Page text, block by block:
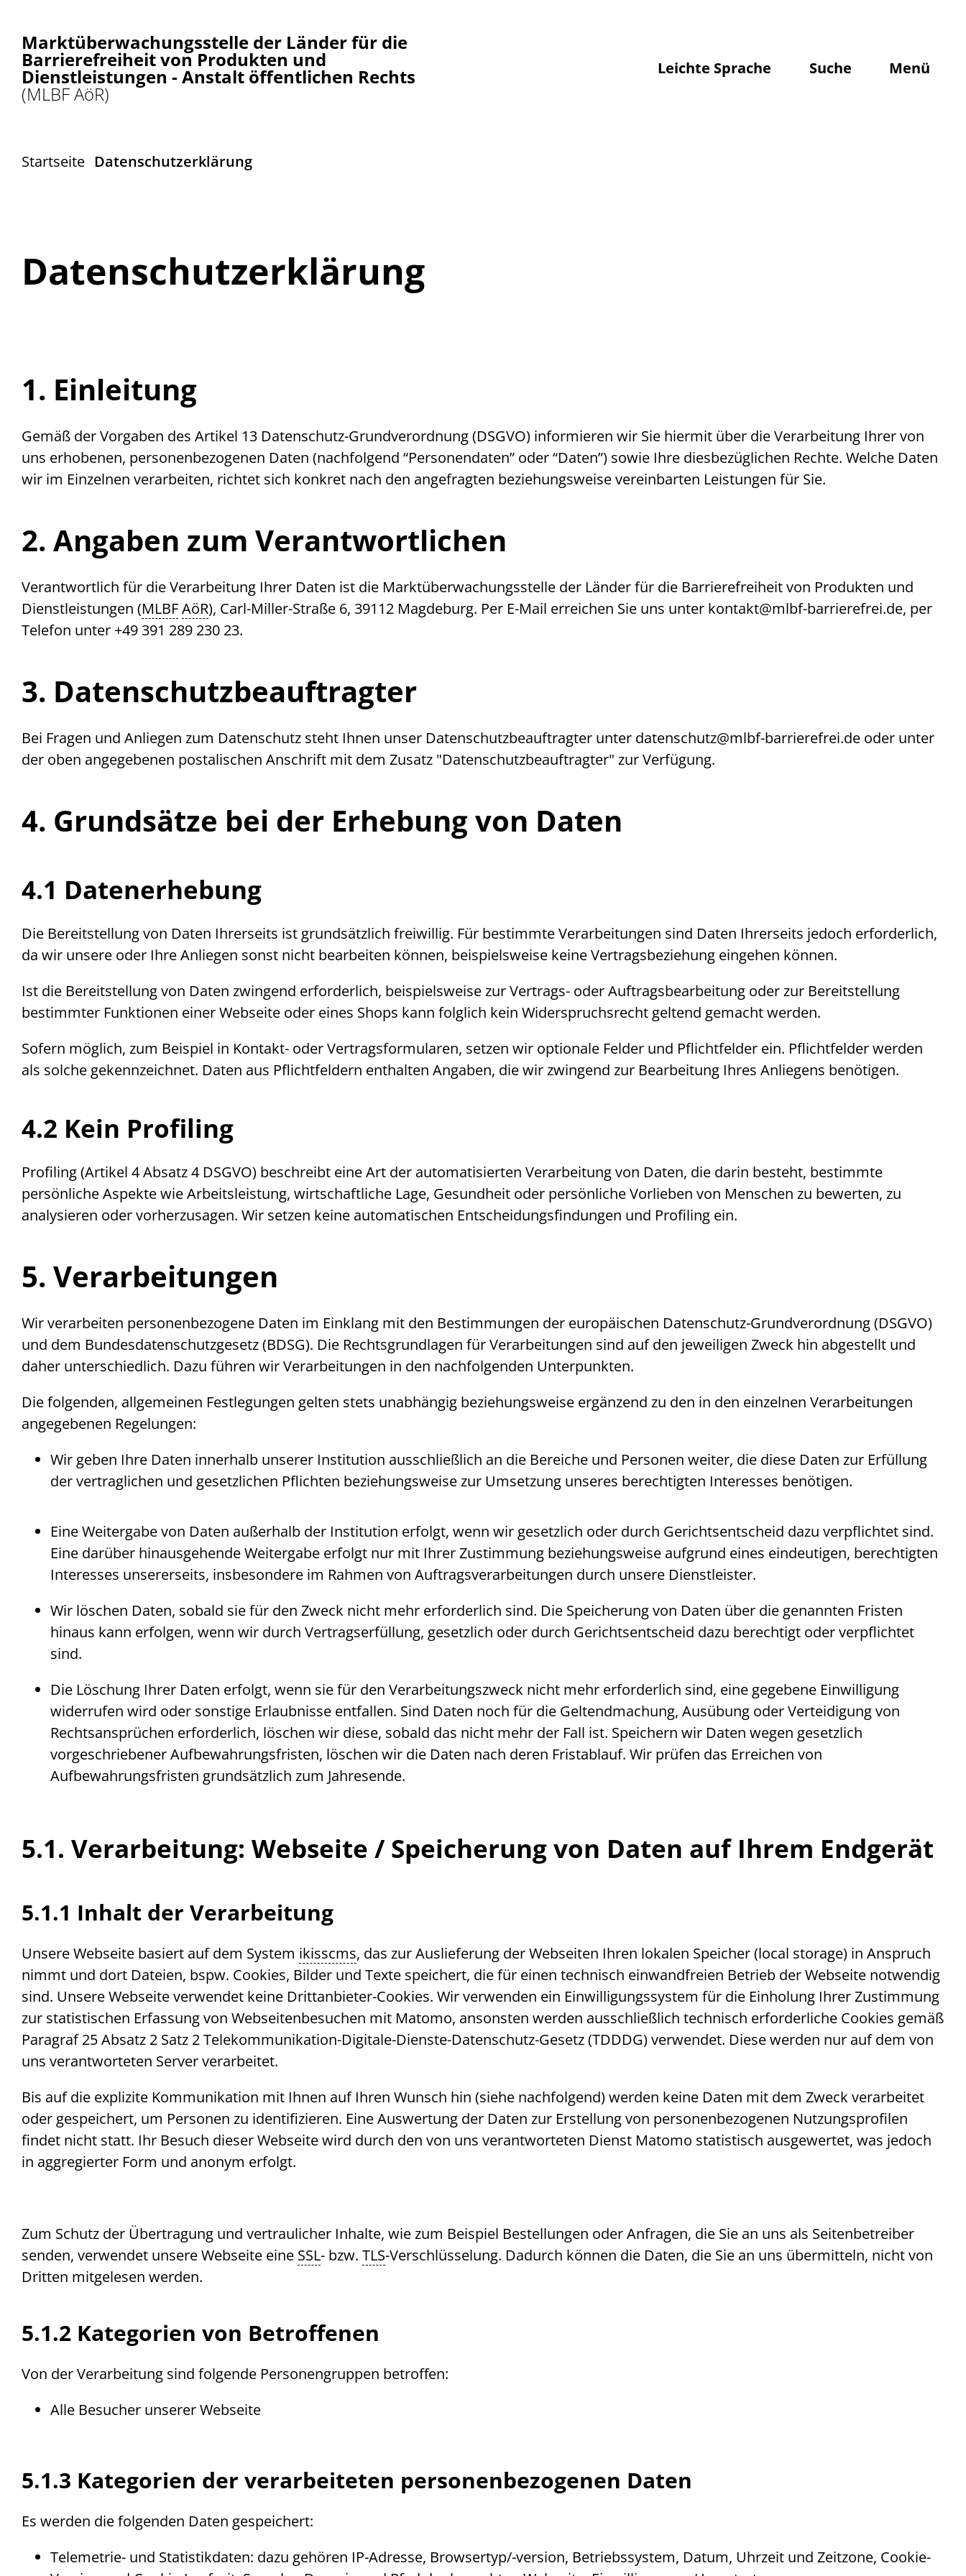
Marktüberwachungsstelle der Länder für die
Barrierefreiheit von Produkten und
Dienstleistungen - Anstalt öffentlichen Rechts
(MLBF AöR)
Leichte Sprache Suche Menü
Startseite Datenschutzerklärung
Datenschutzerklärung
1. Einleitung
Gemäß der Vorgaben des Artikel 13 Datenschutz-Grundverordnung (DSGVO) informieren wir Sie hiermit über die Verarbeitung Ihrer von
uns erhobenen, personenbezogenen Daten (nachfolgend “Personendaten” oder “Daten”) sowie Ihre diesbezüglichen Rechte. Welche Daten
wir im Einzelnen verarbeiten, richtet sich konkret nach den angefragten beziehungsweise vereinbarten Leistungen für Sie.
2. Angaben zum Verantwortlichen
Verantwortlich für die Verarbeitung Ihrer Daten ist die Marktüberwachungsstelle der Länder für die Barrierefreiheit von Produkten und
Dienstleistungen (MLBFAöR), Carl-Miller-Straße 6, 39112 Magdeburg. Per E-Mail erreichen Sie uns unter kontakt@mlbf-barrierefrei.de, per
Telefon unter +49 391 289 230 23.
3. Datenschutzbeauftragter
Bei Fragen und Anliegen zum Datenschutz steht Ihnen unser Datenschutzbeauftragter unter datenschutz@mlbf-barrierefrei.de oder unter
der oben angegebenen postalischen Anschrift mit dem Zusatz "Datenschutzbeauftragter" zur Verfügung.
4. Grundsätze bei der Erhebung von Daten
4.1 Datenerhebung
Die Bereitstellung von Daten Ihrerseits ist grundsätzlich freiwillig. Für bestimmte Verarbeitungen sind Daten Ihrerseits jedoch erforderlich,
da wir unsere oder Ihre Anliegen sonst nicht bearbeiten können, beispielsweise keine Vertragsbeziehung eingehen können.
Ist die Bereitstellung von Daten zwingend erforderlich, beispielsweise zur Vertrags- oder Auftragsbearbeitung oder zur Bereitstellung
bestimmter Funktionen einerWebseite oder eines Shops kann folglich kein Widerspruchsrecht geltend gemacht werden.
Sofern möglich, zum Beispiel in Kontakt- oder Vertragsformularen, setzen wir optionale Felder und Pflichtfelder ein. Pflichtfelder werden
als solche gekennzeichnet. Daten aus Pflichtfeldern enthalten Angaben, die wir zwingend zur Bearbeitung Ihres Anliegens benötigen.
4.2 Kein Profiling
Profiling(Artikel 4 Absatz 4 DSGVO) beschreibt eine Art der automatisierten Verarbeitung von Daten, die darin besteht, bestimmte
persönliche Aspekte wie Arbeitsleistung, wirtschaftliche Lage, Gesundheit oder persönliche Vorlieben von Menschen zu bewerten, zu
analysieren oder vorherzusagen. Wir setzen keine automatischen Entscheidungsfindungen und Profiling ein.
5. Verarbeitungen
Wir verarbeiten personenbezogene Daten im Einklang mit den Bestimmungen der europäischen Datenschutz-Grundverordnung (DSGVO)
und dem Bundesdatenschutzgesetz (BDSG). Die Rechtsgrundlagen für Verarbeitungen sind auf den jeweiligen Zweck hin abgestellt und
daher unterschiedlich. Dazu führen wir Verarbeitungen in den nachfolgenden Unterpunkten.
Die folgenden, allgemeinen Festlegungen gelten stets unabhängig beziehungsweise ergänzend zu den in den einzelnen Verarbeitungen
angegebenen Regelungen:
Wir geben Ihre Daten innerhalb unserer Institution ausschließlich an die Bereiche und Personen weiter, die diese Daten zur Erfüllung
der vertraglichen und gesetzlichen Pflichten beziehungsweise zur Umsetzung unseres berechtigten Interesses benötigen.
Eine Weitergabe von Daten außerhalb der Institution erfolgt, wenn wir gesetzlich oder durch Gerichtsentscheid dazu verpflichtet sind.
Eine darüber hinausgehende Weitergabe erfolgt nur mit Ihrer Zustimmung beziehungsweise aufgrund eines eindeutigen, berechtigten
Interesses unsererseits, insbesondere im Rahmen von Auftragsverarbeitungen durch unsere Dienstleister.
Wir löschen Daten, sobald sie für den Zweck nicht mehr erforderlich sind. Die Speicherung von Daten über die genannten Fristen
hinaus kann erfolgen, wenn wir durch Vertragserfüllung, gesetzlich oder durch Gerichtsentscheid dazu berechtigt oder verpflichtet
sind.
Die Löschung Ihrer Daten erfolgt, wenn sie für den Verarbeitungszweck nicht mehr erforderlich sind, eine gegebene Einwilligung
widerrufen wird oder sonstige Erlaubnisse entfallen. Sind Daten noch für die Geltendmachung, Ausübung oder Verteidigung von
Rechtsansprüchen erforderlich, löschen wir diese, sobald das nicht mehr der Fall ist. Speichern wir Daten wegen gesetzlich
vorgeschriebener Aufbewahrungsfristen, löschen wir die Daten nach deren Fristablauf. Wir prüfen das Erreichen von
Aufbewahrungsfristen grundsätzlich zum Jahresende.
5.1. Verarbeitung: Webseite / Speicherung von Daten auf Ihrem Endgerät
5.1.1 Inhalt der Verarbeitung
Unsere Webseite basiert auf dem System ikisscms, das zur Auslieferung der Webseiten Ihren lokalen Speicher (local storage) in Anspruch
nimmt und dort Dateien, bspw. Cookies, Bilder und Texte speichert, die für einen technisch einwandfreien Betrieb der Webseite notwendig
sind. Unsere Webseite verwendet keine Drittanbieter-Cookies. Wir verwenden ein Einwilligungssystem für die Einholung Ihrer Zustimmung
zur statistischen Erfassung von Webseitenbesuchen mit Matomo, ansonsten werden ausschließlich technisch erforderliche Cookies gemäß
Paragraf 25 Absatz 2 Satz 2 Telekommunikation-Digitale-Dienste-Datenschutz-Gesetz (TDDDG) verwendet. Diese werden nur auf dem von
uns verantworteten Server verarbeitet.
Bis auf die explizite Kommunikation mit Ihnen auf Ihren Wunsch hin (siehe nachfolgend) werden keine Daten mit dem Zweck verarbeitet
oder gespeichert, um Personen zu identifizieren. Eine Auswertung der Daten zur Erstellung von personenbezogenen Nutzungsprofilen
findet nicht statt. Ihr Besuch dieser Webseite wird durch den von uns verantworteten Dienst Matomo statistisch ausgewertet, was jedoch
in aggregierter Form und anonym erfolgt.
Zum Schutz der Übertragung und vertraulicher Inhalte, wie zum Beispiel Bestellungen oder Anfragen, die Sie an uns als Seitenbetreiber
senden, verwendet unsereWebseite eine SSL- bzw. TLS-Verschlüsselung. Dadurch können die Daten, die Sie an uns übermitteln, nicht von
Dritten mitgelesen werden.
5.1.2 Kategorien von Betroffenen
Von der Verarbeitung sind folgende Personengruppen betroffen:
Alle Besucher unserer Webseite
5.1.3 Kategorien der verarbeiteten personenbezogenen Daten
Es werden die folgenden Daten gespeichert:
Telemetrie- und Statistikdaten: dazu gehören IP-Adresse, Browsertyp/-version, Betriebssystem, Datum, Uhrzeit und Zeitzone, Cookie-